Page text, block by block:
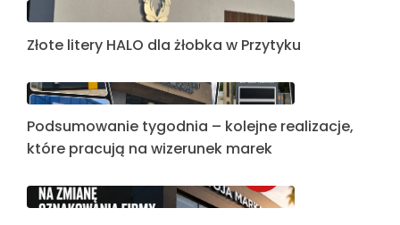
Złote litery HALO dla żłobka w Przytyku
Podsumowanie tygodnia – kolejne realizacje,
które pracują na wizerunek marek